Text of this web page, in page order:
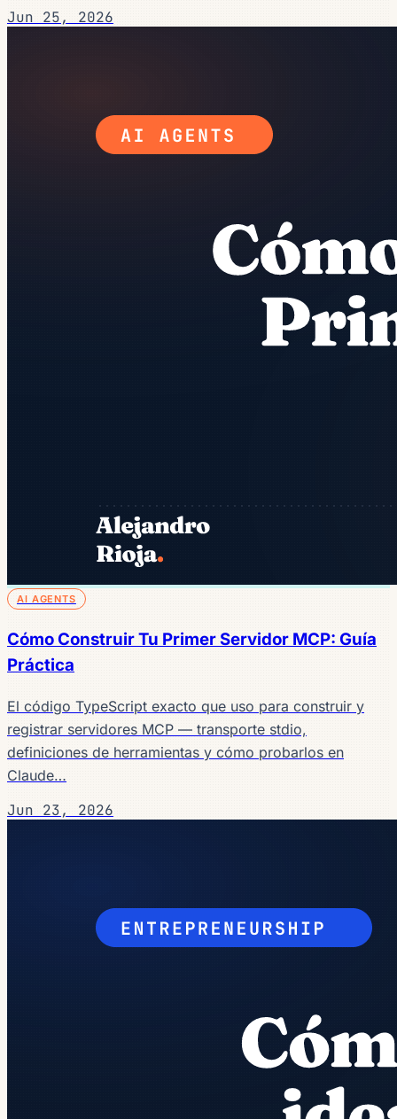
Jun 25, 2026
AI AGENTS
Cómo Construir Tu Primer Servidor MCP: Guía
Práctica
El código TypeScript exacto que uso para construir y
registrar servidores MCP — transporte stdio,
definiciones de herramientas y cómo probarlos en
Claude…
Jun 23, 2026